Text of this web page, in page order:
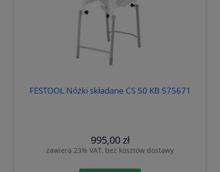
FESTOOL Nóżki składane CS 50 KB 575671
995,00 zł
zawiera 23% VAT, bez kosztów dostawy